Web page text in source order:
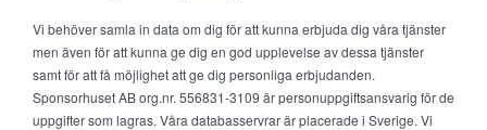
Vi behöver samla in data om dig för att kunna erbjuda dig våra tjänster
men även för att kunna ge dig en god upplevelse av dessa tjänster
samt för att få möjlighet att ge dig personliga erbjudanden.
Sponsorhuset AB org.nr. 556831-3109 är personuppgiftsansvarig för de
uppgifter som lagras. Våra databasservrar är placerade i Sverige. Vi